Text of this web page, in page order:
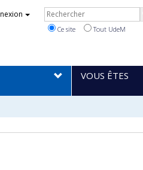
Rechercher
Ce site Tout UdeM
VOUS ÊTES